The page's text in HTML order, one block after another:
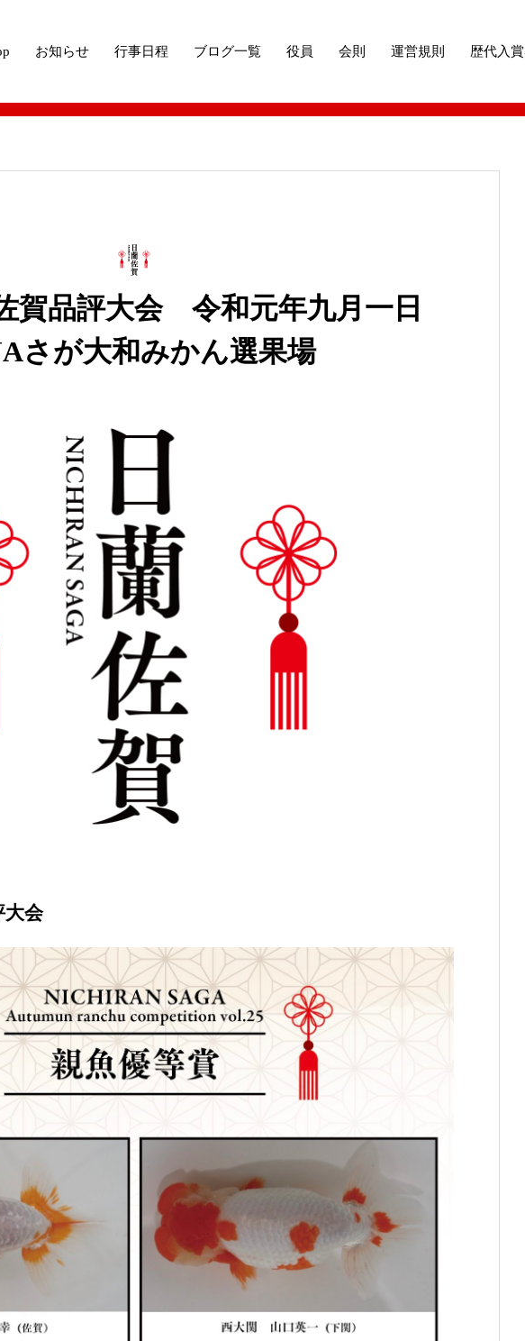
お知らせ 行事日程 ブログ一覧 役員 会則 運営規則 歴代入
賀品評大会 令和元年九月一日
さが大和みかん選果場
会